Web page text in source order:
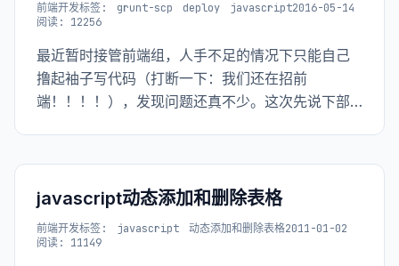
前端开发标签: grunt-scp deploy javascript2016-05-14
阅读: 12256
最近暂时接管前端组，人手不足的情况下只能自己
撸起袖子写代码（打断一下：我们还在招前
端！！！！），发现问题还真不少。这次先说下部
没有任何拉仇恨的意思。
javascript动态添加和删除表格
前端开发标签: javascript 动态添加和删除表格2011-01-02
阅读: 11149